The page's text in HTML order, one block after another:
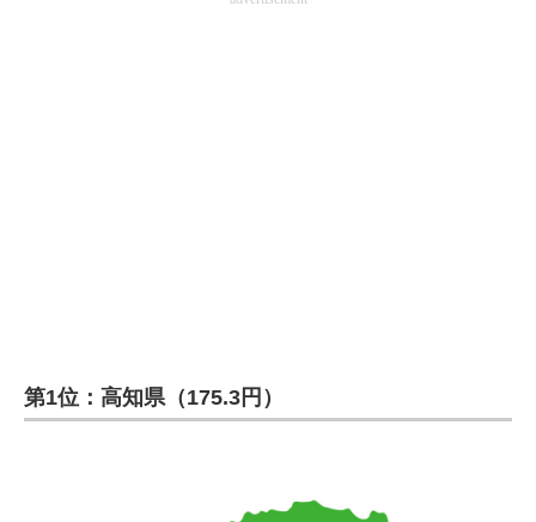
第1位：高知県（175.3円）